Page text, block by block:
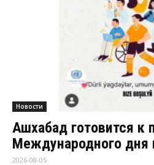
Новости
Ашхабад готовится к
Международного
2026-08-05